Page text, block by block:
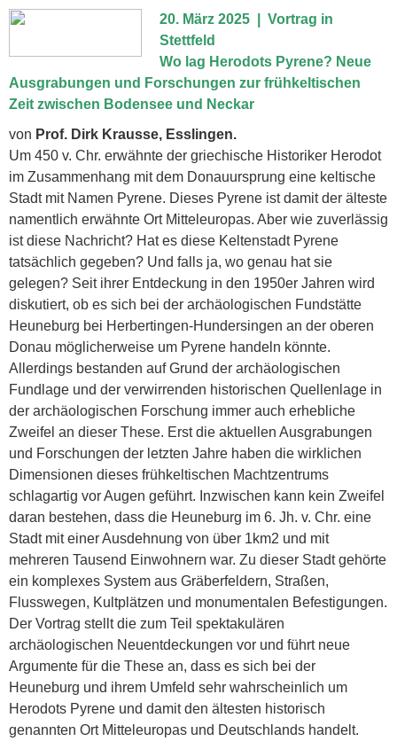
20. März 2025 | Vortrag in
Stettfeld
Wo lag Herodots Pyrene? Neue
Ausgrabungen und Forschungen zur frühkeltischen
Zeit zwischen Bodensee und Neckar
von Prof. Dirk Krausse, Esslingen.
Um 450 v. Chr. erwähnte der griechische Historiker Herodot
im Zusammenhang mit dem Donauursprung eine keltische
Stadt mit Namen Pyrene. Dieses Pyrene ist damit der älteste
namentlich erwähnte Ort Mitteleuropas. Aber wie zuverlässig
ist diese Nachricht? Hat es diese Keltenstadt Pyrene
tatsächlich gegeben? Und falls ja, wo genau hat sie
gelegen? Seit ihrer Entdeckung in den 1950er Jahren wird
diskutiert, ob es sich bei der archäologischen Fundstätte
Heuneburg bei Herbertingen-Hundersingen an der oberen
Donau möglicherweise um Pyrene handeln könnte.
Allerdings bestanden auf Grund der archäologischen
Fundlage und der verwirrenden historischen Quellenlage in
der archäologischen Forschung immer auch erhebliche
Zweifel an dieser These. Erst die aktuellen Ausgrabungen
und Forschungen der letzten Jahre haben die wirklichen
Dimensionen dieses frühkeltischen Machtzentrums
schlagartig vor Augen geführt. Inzwischen kann kein Zweifel
daran bestehen, dass die Heuneburg im 6. Jh. v. Chr. eine
Stadt mit einer Ausdehnung von über 1km2 und mit
mehreren Tausend Einwohnern war. Zu dieser Stadt gehörte
ein komplexes System aus Gräberfeldern, Straßen,
Flusswegen, Kultplätzen und monumentalen Befestigungen.
Der Vortrag stellt die zum Teil spektakulären
archäologischen Neuentdeckungen vor und führt neue
Argumente für die These an, dass es sich bei der
Heuneburg und ihrem Umfeld sehr wahrscheinlich um
Herodots Pyrene und damit den ältesten historisch
genannten Ort Mitteleuropas und Deutschlands handelt.